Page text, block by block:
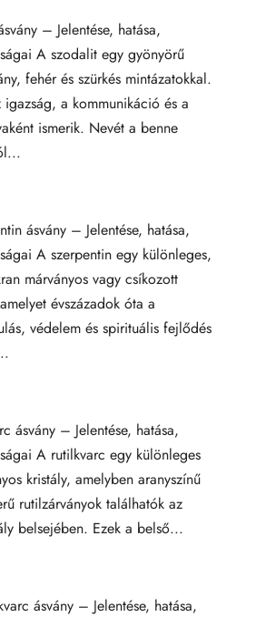
– Jelentése, hatása,
A szodalit egy gyönyörű
fehér és szürkés mintázatokkal.
igazság, a kommunikáció és a
ismerik. Nevét a benne
ásvány – Jelentése, hatása,
A szerpentin egy különleges,
márványos vagy csíkozott
évszázadok óta a
védelem és spirituális fejlődés
ásvány – Jelentése, hatása,
A rutilkvarc egy különleges
kristály, amelyben aranyszínű
rutilzárványok találhatók az
belsejében. Ezek a belső...
ásvány – Jelentése, hatása,